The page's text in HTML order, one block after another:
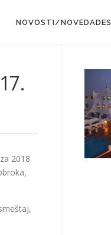
NOVOSTI/NOVEDADES
2018.